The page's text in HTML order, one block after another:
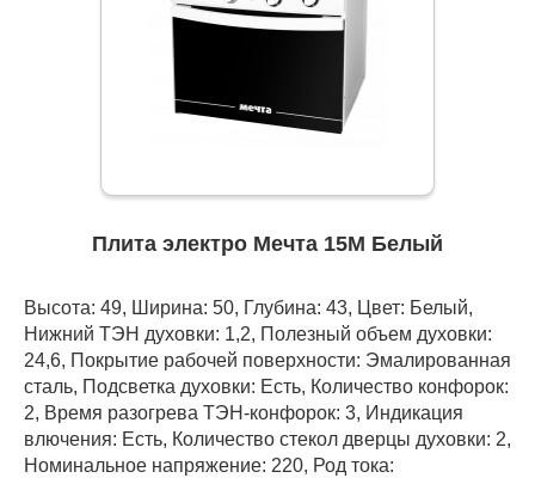
Плита электро Мечта 15М Белый
Высота: 49, Ширина: 50, Глубина: 43, Цвет: Белый,
Нижний ТЭН духовки: 1,2, Полезный объем духовки:
24,6, Покрытие рабочей поверхности: Эмалированная
сталь, Подсветка духовки: Есть, Количество конфорок:
2, Время разогрева ТЭН-конфорок: 3, Индикация
влючения: Есть, Количество стекол дверцы духовки: 2,
Номинальное напряжение: 220, Род тока: